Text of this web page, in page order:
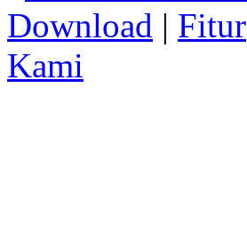
Download | Fitur
Kami